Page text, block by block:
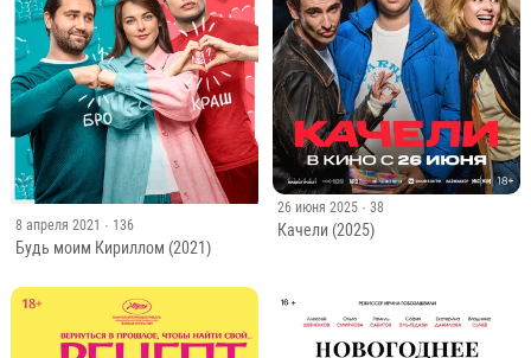
8 апреля 2021 · 136
Будь моим Кириллом (2021)
26 июня 2025 · 38
Качели (2025)